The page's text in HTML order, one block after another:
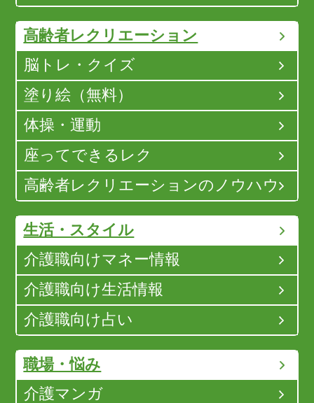
高齢者レクリエーション
脳トレ・クイズ
塗り絵（無料）
体操・運動
座ってできるレク
高齢者レクリエーションのノウハウ
生活・スタイル
介護職向けマネー情報
介護職向け生活情報
介護職向け占い
職場・悩み
介護マンガ